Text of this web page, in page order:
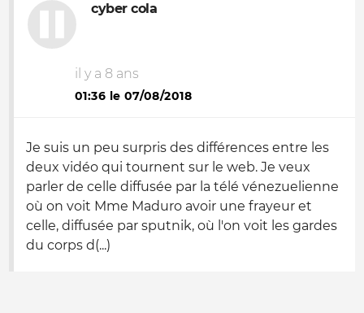
cyber cola
il y a 8 ans
01:36 le 07/08/2018
Je suis un peu surpris des différences entre les
deux vidéo qui tournent sur le web. Je veux
parler de celle diffusée par la télé vénezuelienne
où on voit Mme Maduro avoir une frayeur et
celle, diffusée par sputnik, où l'on voit les gardes
du corps d(...)